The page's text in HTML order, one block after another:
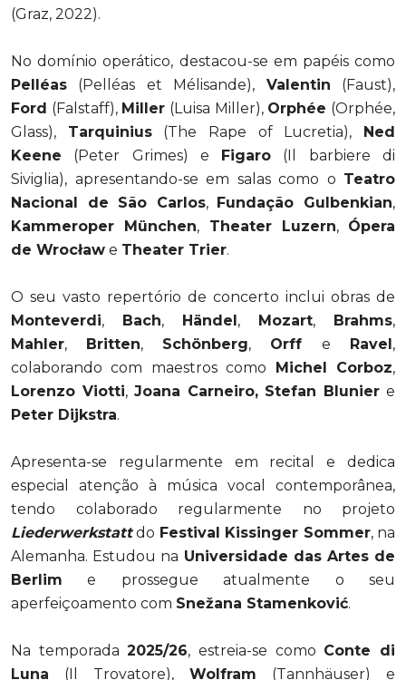
(Graz, 2022).
No domínio operático, destacou-se em papéis como
Pelléas (Pelléas et Mélisande), Valentin (Faust),
Ford (Falstaff), Miller (Luisa Miller), Orphée (Orphée,
Glass), Tarquinius(The Rape of Lucretia), Ned
Keene (Peter Grimes) e Figaro (Il barbiere di
Siviglia), apresentando-se em salas como o Teatro
Nacional de São Carlos, Fundação Gulbenkian,
Kammeroper München, Theater Luzern, Ópera
de Wrocław e Theater Trier.
O seu vasto repertório de concerto inclui obras de
Monteverdi, Bach, Händel, Mozart, Brahms,
Mahler, Britten, Schönberg, Orff e Ravel,
colaborando com maestros como Michel Corboz,
Lorenzo Viotti, Joana Carneiro, Stefan Blunier e
Peter Dijkstra.
Apresenta-se regularmente em recital e dedica
especial atenção à música vocal contemporânea,
tendo colaborado regularmente no projeto
Liederwerkstattdo Festival Kissinger Sommer, na
Alemanha. Estudou na Universidade das Artes de
Berlim e prossegue atualmente o seu
aperfeiçoamento com Snežana Stamenković.
Na temporada2025/26, estreia-se como Conte di
Luna (Il Trovatore), Wolfram (Tannhäuser) e